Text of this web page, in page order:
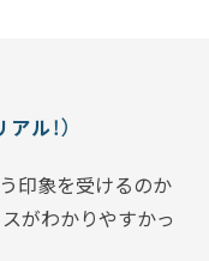
ル！）
印象を受けるのか
がわかりやすかっ